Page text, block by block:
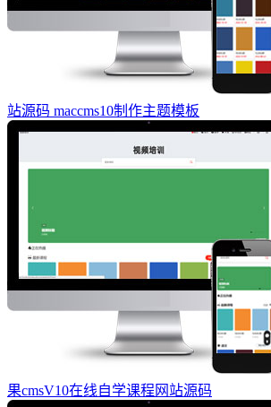
站源码 maccms10制作主题模板
果cmsV10在线自学课程网站源码